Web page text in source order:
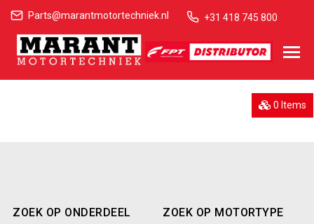
Parts@marantmotortechniek.nl +31 418 745 800
0 Items
ZOEK OP ONDERDEEL ZOEK OP MOTORTYPE